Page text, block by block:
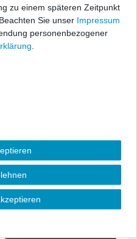
befinden sich
Fixierung der Matten, wenn
600g/m²)
zu einem späteren Zeitpunkt
Sie unser Impressum
personenbezogener